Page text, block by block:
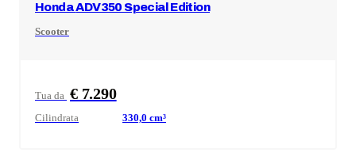
HondaADV350 Special Edition
Scooter
Tua da € 7.290
Cilindrata 330,0 cm³